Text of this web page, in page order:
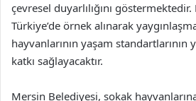
çevresel duyarlılığını
Türkiye’de örnek alınarak
hayvanlarının yaşam
katkı sağlayacaktır.
Mersin Belediyesi, sokak